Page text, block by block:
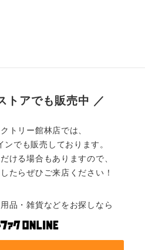
トアでも販売中 ／
トリー館林店では、
でも販売しております。
ける場合もありますので、
たらぜひご来店ください！
品・雑貨などをお探しなら